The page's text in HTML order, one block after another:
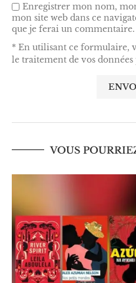
Enregistrer mon nom,
mon site web dans ce
que je ferai un commentaire.
* En utilisant ce formulaire,
le traitement de vos données
VOUS